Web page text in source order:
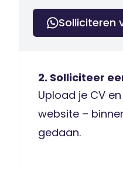
Solliciteren
2. Solliciteer
Upload je CV
website –
gedaan.